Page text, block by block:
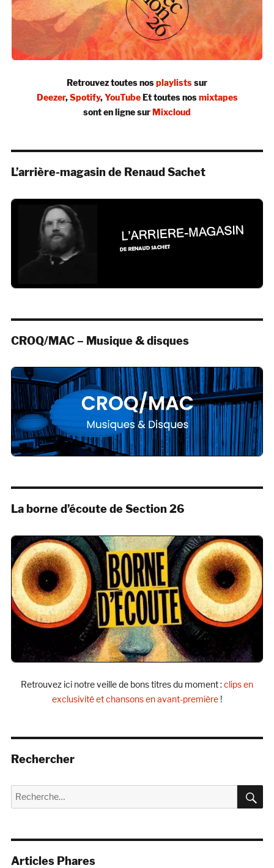
Retrouvez toutes nosplaylistssur
Deezer,Spotify,YouTubeEt toutes nosmixtapes
sont en ligne surMixcloud
L’arrière-magasin de Renaud Sachet
CROQ/MAC – Musique & disques
La borne d’écoute de Section 26
Retrouvez ici notre veille de bons titres du moment :clips en
exclusivité et chansons en avant-première !
Rechercher
Recherche
pour :
Articles Phares